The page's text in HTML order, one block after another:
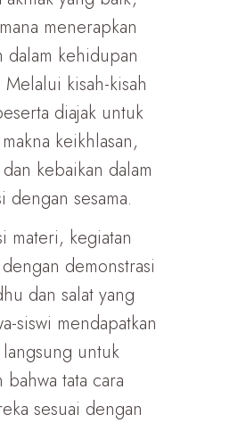
menerapkan
dalam kehidupan
kisah-kisah
diajak untuk
keikhlasan,
kebaikan dalam
dengan sesama.
materi, kegiatan
demonstrasi
dan salat yang
siswi mendapatkan
untuk
bahwa tata cara
sesuai dengan